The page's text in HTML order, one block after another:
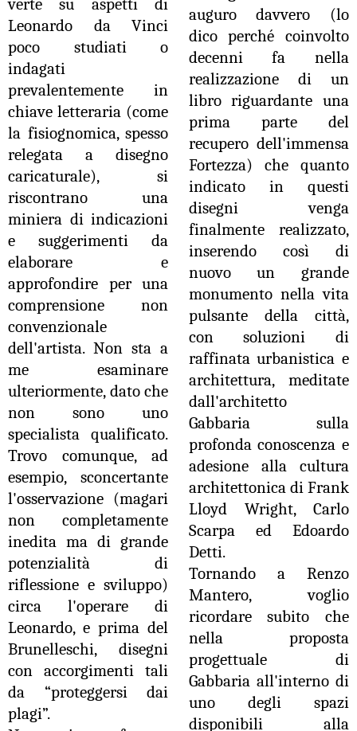
verte su aspetti di
Leonardo da Vinci
poco studiati o
indagati
prevalentemente in
chiave letteraria (come
la fisiognomica, spesso
relegata a disegno
caricaturale), si
riscontrano una
miniera di indicazioni
e suggerimenti da
elaborare e
approfondire per una
comprensione non
convenzionale
dell'artista. Non sta a
me esaminare
ulteriormente, dato che
non sono uno
specialista qualificato.
Trovo comunque, ad
esempio, sconcertante
l'osservazione (magari
non completamente
inedita ma di grande
potenzialità di
riflessione e sviluppo)
circa l'operare di
Leonardo, e prima del
Brunelleschi, disegni
con accorgimenti tali
da “proteggersi dai
plagi”.
auguro davvero (lo
dico perché coinvolto
decenni fa nella
realizzazione di un
libro riguardante una
prima parte del
recupero dell'immensa
Fortezza) che quanto
indicato in questi
disegni venga
finalmente realizzato,
inserendo così di
nuovo un grande
monumento nella vita
pulsante della città,
con soluzioni di
raffinata urbanistica e
architettura, meditate
dall'architetto
Gabbaria sulla
profonda conoscenza e
adesione alla cultura
architettonica di Frank
Lloyd Wright, Carlo
Scarpa ed Edoardo
Detti.
Tornando a Renzo
Mantero, voglio
ricordare subito che
nella proposta
progettuale di
Gabbaria all'interno di
uno degli spazi
disponibili alla